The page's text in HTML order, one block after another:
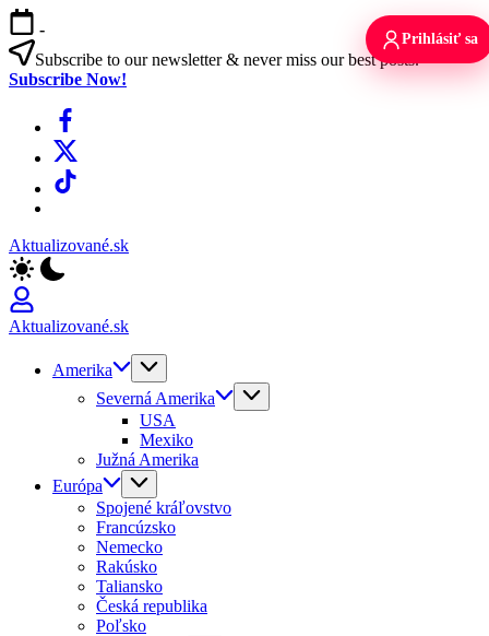
Skip
to
content
-
Subscribe to our newsletter & never miss our best posts.
Subscribe Now!
Facebook
X
TikTok
Aktualizované.sk
Aktualizované.sk
Amerika
Severná Amerika
USA
Mexiko
Južná Amerika
Európa
Spojené kráľovstvo
Francúzsko
Nemecko
Rakúsko
Taliansko
Česká republika
Poľsko
Prihlásiť sa